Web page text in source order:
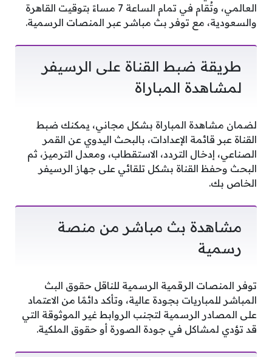
العالمي، وتُقام في تمام الساعة 7 مساءً بتوقيت القاهرة
والسعودية، مع توفر بث مباشر عبر المنصات الرسمية.
طريقة ضبط القناة على الرسيفر
لمشاهدة المباراة
لضمان مشاهدة المباراة بشكل مجاني، يمكنك ضبط
القناة عبر قائمة الإعدادات، بالبحث اليدوي عن القمر
الصناعي، إدخال التردد، الاستقطاب، ومعدل الترميز، ثم
البحث وحفظ القناة بشكل تلقائي على جهاز الرسيفر
الخاص بك.
مشاهدة بث مباشر من منصة
رسمية
توفر المنصات الرقمية الرسمية للناقل حقوق البث
المباشر للمباريات بجودة عالية، وتأكد دائمًا من الاعتماد
على المصادر الرسمية لتجنب الروابط غير الموثوقة التي
قد تؤدي لمشاكل في جودة الصورة أو حقوق الملكية.